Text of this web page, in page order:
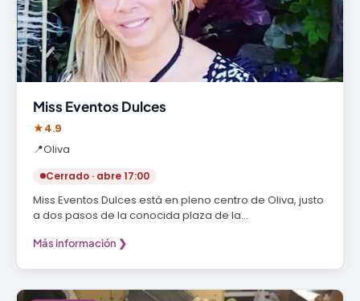
Miss Eventos Dulces
★4.9
📍Oliva
Cerrado · abre 17:00
Miss Eventos Dulces está en pleno centro de Oliva, justo
a dos pasos de la conocida plaza de la…
Más información ❯